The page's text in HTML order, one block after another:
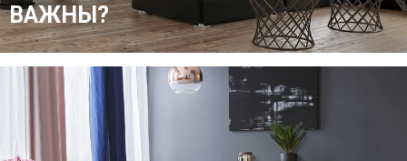
ВАЖНЫ?